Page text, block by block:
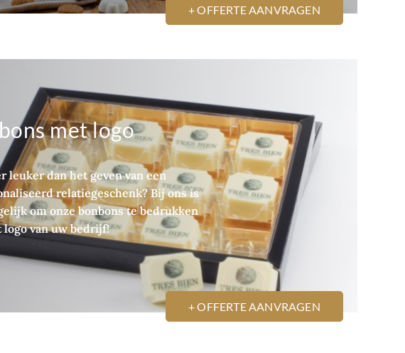
+ OFFERTE AANVRAGEN
met logo
leuker dan het geven van een
relatiegeschenk? Bij ons is
om onze bonbons te bedrukken
logo van uw bedrijf!
+ OFFERTE AANVRAGEN